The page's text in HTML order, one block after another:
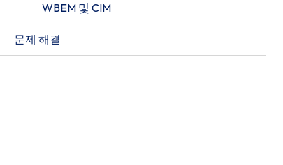
WBEM 및 CIM
문제 해결